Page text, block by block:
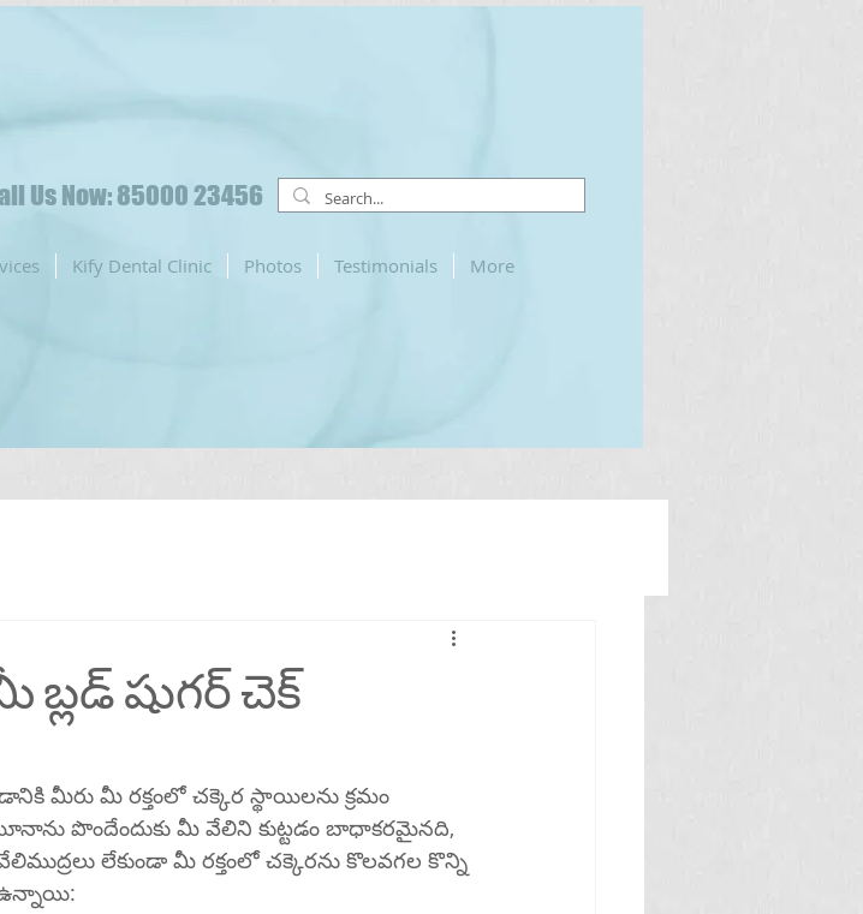
Us Now: 85000 23456
Kify Dental Clinic Photos Testimonials More
షుగర్ చెక్
మీరు మీ రక్తంలో చక్కెర స్థాయిలను క్రమం
పొందేందుకు మీ వేలిని కుట్టడం బాధాకరమైనది,
లేకుండా మీ రక్తంలో చక్కెరను కొలవగల కొన్ని